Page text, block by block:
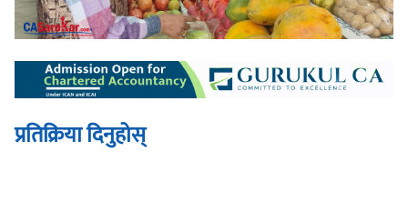
प्रतिक्रिया दिनुहोस्